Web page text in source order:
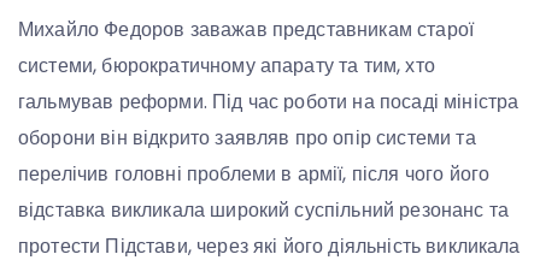
Михайло Федоров заважав представникам старої
системи, бюрократичному апарату та тим, хто
гальмував реформи. Під час роботи на посаді міністра
оборони він відкрито заявляв про опір системи та
перелічив головні проблеми в армії, після чого його
відставка викликала широкий суспільний резонанс та
протести Підстави, через які його діяльність викликала